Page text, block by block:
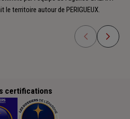
le territoire autour de PERIGUEUX.
certifications